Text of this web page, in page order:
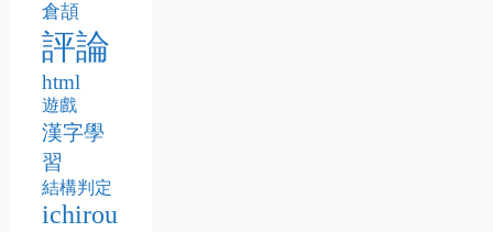
倉頡
評論
html
遊戲
漢字學
習
結構判定
ichirou